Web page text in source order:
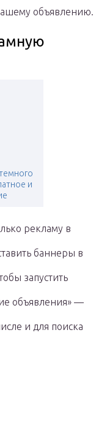
объявлению.
и
рекламу в
баннеры в
запустить
объявления» —
и для поиска